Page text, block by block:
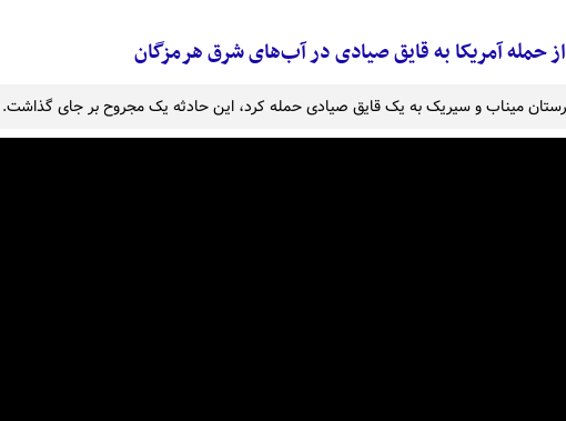
حمله آمریکا به قایق صیادی در آب‌های شرق هرمزگان
میناب و سیریک به یک قایق صیادی حمله کرد، این حادثه یک مجروح بر جای گذاشت‌.